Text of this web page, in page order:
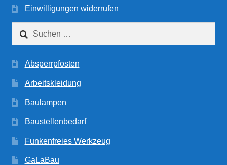
Einwilligungen widerrufen
nach:
Absperrpfosten
Arbeitskleidung
Baulampen
Baustellenbedarf
Funkenfreies Werkzeug
GaLaBau